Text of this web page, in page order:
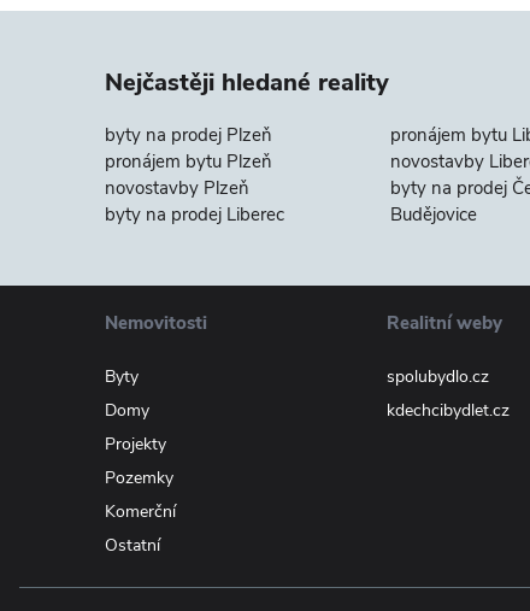
Nejčastěji hledané reality
byty na prodej Plzeň
pronájem bytu Plzeň
novostavby Plzeň
byty na prodej Liberec
pronájem bytu
novostavby
byty na prodej
Budějovice
Nemovitosti
Byty
Domy
Projekty
Pozemky
Komerční
Ostatní
Realitní weby
spolubydlo.cz
kdechcibydlet.cz